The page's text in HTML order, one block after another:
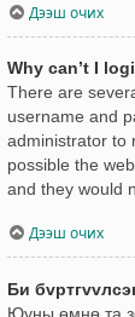
Дээш очих
Why can’t I
There are
username and
administrator to
possible the
and they would
Дээш очих
Би
Юуны өмнө та